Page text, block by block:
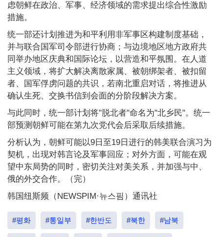
虑朝鲜在政治、军事、经济领域的需求提出综合性激励
措施。
统一部还计划推进为和平利用非军事区构建制度基础，
并与联合国军司令部进行协商；与边境地区地方政府共
同举办地区庆典和国际论坛，以营造和平氛围。在人道
主义领域，将扩大解决离散家属、被朝绑架者、被扣留
者、国军俘虏问题的共识，若南北重启对话，将推进从
确认生死、交换书信到会面的分阶段解决方案。
与此同时，统一部计划将"脱北者"命名为"北乡民"。统一
部预测朝鲜可能在第九次党代会后采取后续措施。
分析认为，朝鲜可能以9日至19日进行的韩美联合演习为
契机，出现对韩言论及军事回应；对外方面，可能在观
望中东局势的同时，密切关注对美关系，并加强与中、
俄的外交合作。（完）
韩国纽斯频（NEWSPIM·뉴스핌）通讯社
#평화 #통일부 #한반도 #북한 #남북